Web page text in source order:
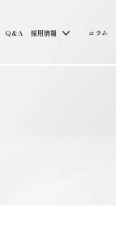
Q&A 採用情報 コラム